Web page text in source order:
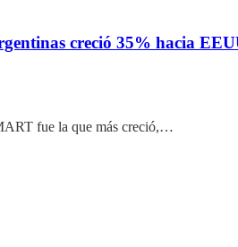
creció 35% hacia
fue la que más creció,…